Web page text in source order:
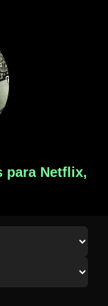
para Netflix,